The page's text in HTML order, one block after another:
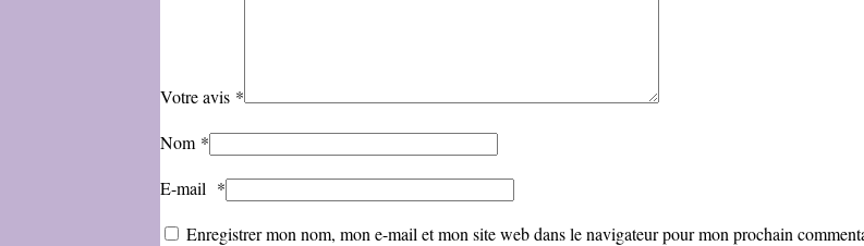
Votre avis *
Nom *
E-mail *
Enregistrer mon nom, mon e-mail et mon site web dans le navigateur pour mon prochain